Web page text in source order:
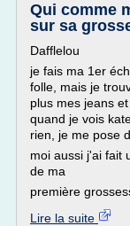
Qui comme
sur sa
Dafflelou
je fais ma 1er
folle, mais je
plus mes jeans
quand je vois
rien, je me pose
moi aussi j'ai fait
de ma
première
Lire la suite